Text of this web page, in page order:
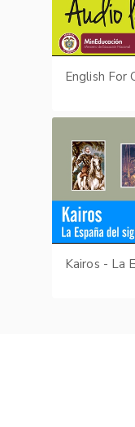
English For